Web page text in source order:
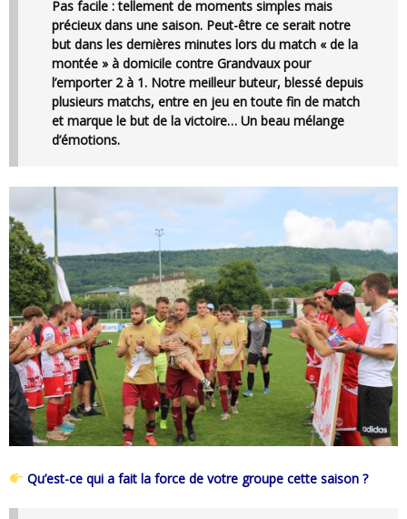
Pas facile : tellement de moments simples mais
précieux dans une saison. Peut-être ce serait notre
but dans les dernières minutes lors du match « de la
montée » à domicile contre Grandvaux pour
l’emporter 2 à 1. Notre meilleur buteur, blessé depuis
plusieurs matchs, entre en jeu en toute fin de match
et marque le but de la victoire… Un beau mélange
d’émotions.
Qu’est-ce qui a fait la force de votre groupe cette saison ?